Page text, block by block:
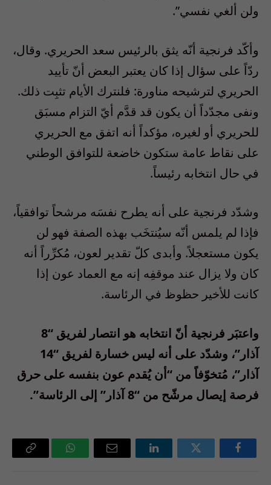
ولن ألغي نفسي”.
وأكّد فرنجية أنّه يثق بالرئيس سعد الحريري. وقال،
ردّاً على سؤال إذا كان يعتبر البعض أنّ تأييد
الحريري لترشيحه مناورة: فلنترك الأيام تثبِت ذلك.
ونفى مجدّداً أن يكون قد قدَّم أيّ التزام مسبَق
للحريري أو لغيره، مؤكداً أنه اتفق مع الحريري
على نقاط عامة ستكون خاضعة للتوافق الوطني
في حال انتخابه رئيساً.
وشدّد فرنجية على أنه يطرح نفسَه مرشحاً توافقياً،
فإذا لم يلمس أنّه سيُنتخَب بهذه الصفة فهو لن
يكون مستعجلاً. وأبدى كلّ تقدير لعون، مُكرِّراً أنه
كان ولا يزال عند موقفِه إنه مع العماد عون إذا
كانت للأخير حظوظ في الرئاسة.
واعتبَر فرنجية أنّ انتخابه هو انتصار لفريق “8
آذار”، وشدّد على أنه ليس خسارة لفريق “14
آذار”، مُتخوّفاً من “أن يُقدم عون بنفسه على حرق
فرصة إيصال مرشّح من “8 آذار” إلى الرئاسة”.
فيسبوك تويتر لينكدإن
البريد
واتساب Copy